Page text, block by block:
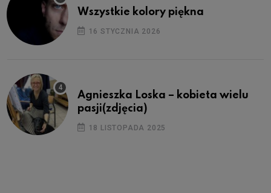
Wszystkie kolory piękna
16 STYCZNIA 2026
Agnieszka Loska – kobieta wielu
pasji(zdjęcia)
18 LISTOPADA 2025